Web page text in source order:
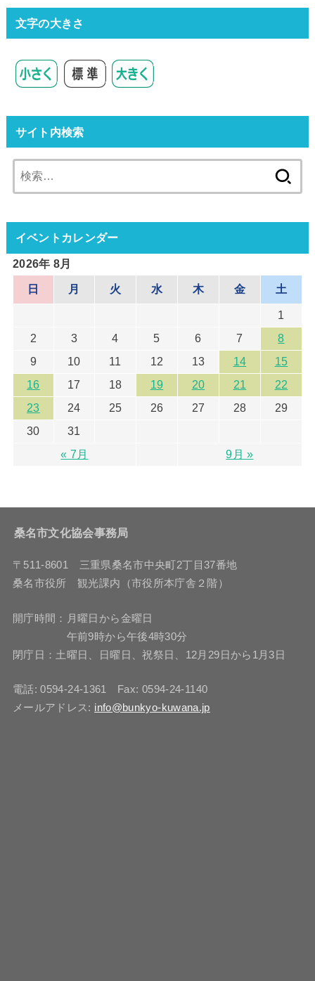
文字の大きさ
サイト内検索
索:
イベントカレンダー
2026年 8月
日 月 火 水 木 金 土
1
2
3 4 5 6 7
8
9
10 11 12 13 14
15
16
17 18 19 20 21
22
23
24 25 26 27 28
29
30
31
« 7月
9月 »
桑名市文化協会事務局
〒511-8601 三重県桑名市中央町2丁目37番地
桑名市役所 観光課内（市役所本庁舎２階）
開庁時間：月曜日から金曜日
午前9時から午後4時30分
閉庁日：土曜日、日曜日、祝祭日、12月29日から1月3日
電話: 0594-24-1361 Fax: 0594-24-1140
メールアドレス: info@bunkyo-kuwana.jp